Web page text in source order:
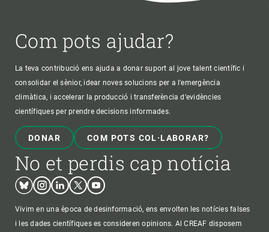
Com pots ajudar?
La teva contribució ens ajuda a donar suport al jove talent científic i
consolidar el sènior, idear noves solucions per a l'emergència
climàtica, i accelerar la producció i transferència d’evidències
científiques per prendre decisions informades.
DONAR COM POTS COL·LABORAR?
No et perdis cap notícia
BlueskyInstagram
LinkedinTwitterYoutube
Vivim en una època de desinformació, ens envolten les notícies falses
i les dades científiques es consideren opinions. Al CREAF disposem